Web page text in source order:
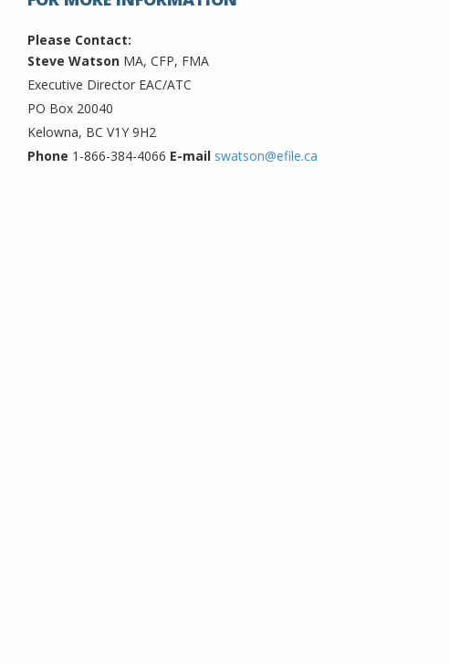
Please Contact:
Steve Watson MA, CFP, FMA
Executive Director EAC/ATC
PO Box 20040
Kelowna, BC V1Y 9H2
Phone 1-866-384-4066 E-mail swatson@efile.ca